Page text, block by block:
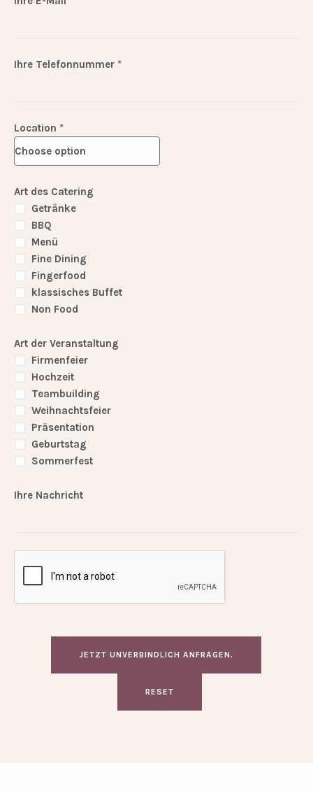
Ihre Telefonnummer *
Location *
Art des Catering
Getränke
BBQ
Menü
Fine Dining
Fingerfood
klassisches Buffet
Non Food
Art der Veranstaltung
Firmenfeier
Hochzeit
Teambuilding
Weihnachtsfeier
Präsentation
Geburtstag
Sommerfest
Ihre Nachricht
JETZT UNVERBINDLICH ANFRAGEN.
RESET